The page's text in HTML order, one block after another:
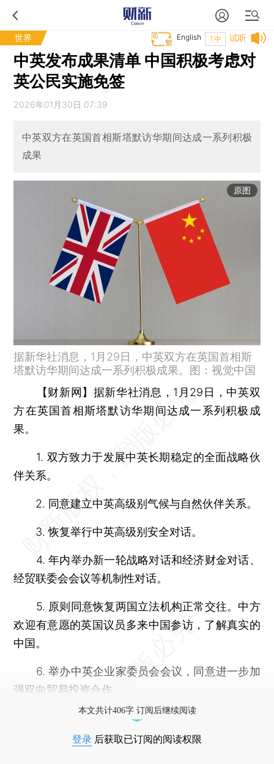
世界 试听
T中
English
中英发布成果清单 中国积极考虑对
英公民实施免签
2026年01月30日 07:39
中英双方在英国首相斯塔默访华期间达成一系列积极
成果
原图
据新华社消息，1月29日，中英双方在英国首相斯
塔默访华期间达成一系列积极成果。图：视觉中国
【财新网】 据新华社消息，1月29日，中英双
方在英国首相斯塔默访华期间达成一系列积极成
果。
1. 双方致力于发展中英长期稳定的全面战略伙
伴关系。
2. 同意建立中英高级别气候与自然伙伴关系。
3. 恢复举行中英高级别安全对话。
4. 年内举办新一轮战略对话和经济财金对话、
经贸联委会会议等机制性对话。
5. 原则同意恢复两国立法机构正常交往。中方
欢迎有意愿的英国议员多来中国参访，了解真实的
中国。
6. 举办中英企业家委员会会议，同意进一步加
强双向贸易投资合作。
本文共计406字 订阅后继续阅读
登录 后获取已订阅的阅读权限